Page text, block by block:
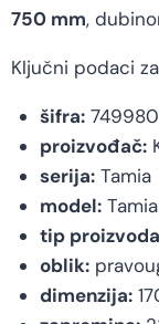
750 mm,
Ključni podaci
šifra:749980
proizvođač:
serija:Tamia
model:Tamia
tip
oblik:
dimenzija: